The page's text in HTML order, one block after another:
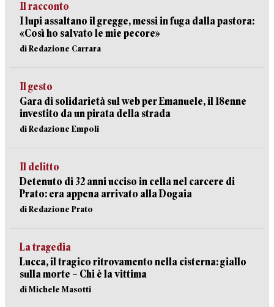
Il racconto
I lupi assaltano il gregge, messi in fuga dalla pastora:
«Così ho salvato le mie pecore»
di Redazione Carrara
Il gesto
Gara di solidarietà sul web per Emanuele, il 18enne
investito da un pirata della strada
di Redazione Empoli
Il delitto
Detenuto di 32 anni ucciso in cella nel carcere di
Prato: era appena arrivato alla Dogaia
di Redazione Prato
La tragedia
Lucca, il tragico ritrovamento nella cisterna: giallo
sulla morte – Chi è la vittima
di Michele Masotti